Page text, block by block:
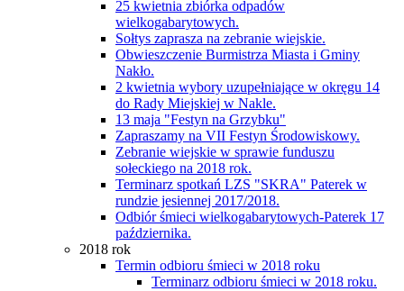
25 kwietnia zbiórka odpadów
wielkogabarytowych.
Sołtys zaprasza na zebranie wiejskie.
Obwieszczenie Burmistrza Miasta i Gminy
Nakło.
2 kwietnia wybory uzupełniające w okręgu 14
do Rady Miejskiej w Nakle.
13 maja "Festyn na Grzybku"
Zapraszamy na VII Festyn Środowiskowy.
Zebranie wiejskie w sprawie funduszu
sołeckiego na 2018 rok.
Terminarz spotkań LZS "SKRA" Paterek w
rundzie jesiennej 2017/2018.
Odbiór śmieci wielkogabarytowych-Paterek 17
października.
2018 rok
Termin odbioru śmieci w 2018 roku
Terminarz odbioru śmieci w 2018 roku.